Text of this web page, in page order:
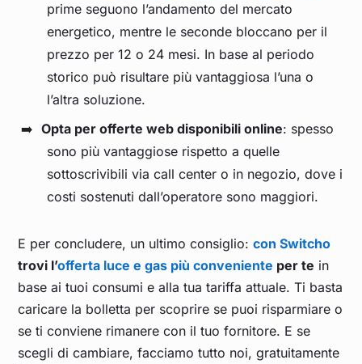
prime seguono l’andamento del mercato
energetico, mentre le seconde bloccano per il
prezzo per 12 o 24 mesi. In base al periodo
storico può risultare più vantaggiosa l’una o
l’altra soluzione.
Opta per offerte web disponibili online: spesso
sono più vantaggiose rispetto a quelle
sottoscrivibili via call center o in negozio, dove i
costi sostenuti dall’operatore sono maggiori.
E per concludere, un ultimo consiglio:con Switcho
trovi l’offerta luce e gas più conveniente per te in
base ai tuoi consumi e alla tua tariffa attuale. Ti basta
caricare la bolletta per scoprire se puoi risparmiare o
se ti conviene rimanere con il tuo fornitore. E se
scegli di cambiare, facciamo tutto noi, gratuitamente